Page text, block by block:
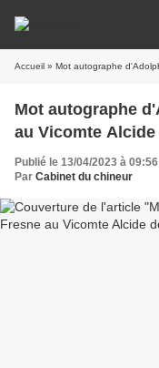
Accueil » Mot autographe
Mot autographe
au Vicomte
Publié le 13/04/2023 à 09:56
Par Cabinet du chineur